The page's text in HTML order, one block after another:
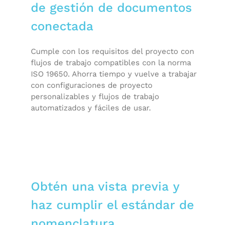
de gestión de documentos
conectada
Cumple con los requisitos del proyecto con
flujos de trabajo compatibles con la norma
ISO 19650. Ahorra tiempo y vuelve a trabajar
con configuraciones de proyecto
personalizables y flujos de trabajo
automatizados y fáciles de usar.
Obtén una vista previa y
haz cumplir el estándar de